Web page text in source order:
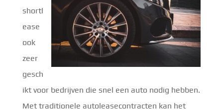
shortl
ease
ook
zeer
gesch
ikt voor bedrijven die snel een auto nodig hebben.
Met traditionele autoleasecontracten kan het